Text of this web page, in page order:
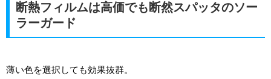
断熱フィルムは高価でも断然スパッタのソー
ラーガード
薄い色を選択しても効果抜群。